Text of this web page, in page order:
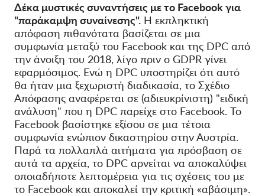
Δέκα μυστικές συναντήσεις με το Facebook για
"παράκαμψη συναίνεσης". Η εκπληκτική
απόφαση πιθανότατα βασίζεται σε μια
συμφωνία μεταξύ του Facebook και της DPC από
την άνοιξη του 2018, λίγο πριν ο GDPR γίνει
εφαρμόσιμος. Ενώ η DPC υποστηρίζει ότι αυτό
θα ήταν μια ξεχωριστή διαδικασία, το Σχέδιο
Απόφασης αναφέρεται σε (αδιευκρίνιστη) "ειδική
ανάλυση" που η DPC παρείχε στο Facebook. Το
Facebook βασίστηκε εξίσου σε μια τέτοια
συμφωνία ενώπιον δικαστηρίου στην Αυστρία.
Παρά τα πολλαπλά αιτήματα για πρόσβαση σε
αυτά τα αρχεία, το DPC αρνείται να αποκαλύψει
οποιαδήποτε λεπτομέρεια για τις σχέσεις του με
το Facebook και αποκαλεί την κριτική «αβάσιμη».